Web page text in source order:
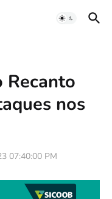
Recanto
nos
07:40:00 PM